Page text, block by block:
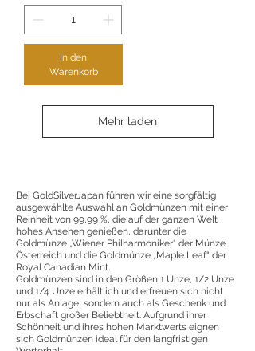
In den
Warenkorb
Mehr laden
Bei GoldSilverJapan führen wir eine sorgfältig
ausgewählte Auswahl an Goldmünzen mit einer
Reinheit von 99,99 %, die auf der ganzen Welt
hohes Ansehen genießen, darunter die
Goldmünze „Wiener Philharmoniker“ der Münze
Österreich und die Goldmünze „Maple Leaf“ der
Royal Canadian Mint.
Goldmünzen sind in den Größen 1 Unze, 1/2 Unze
und 1/4 Unze erhältlich und erfreuen sich nicht
nur als Anlage, sondern auch als Geschenk und
Erbschaft großer Beliebtheit. Aufgrund ihrer
Schönheit und ihres hohen Marktwerts eignen
sich Goldmünzen ideal für den langfristigen